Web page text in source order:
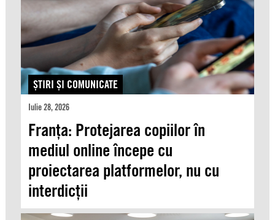
ŞTIRI ŞI COMUNICATE
Iulie 28, 2026
Franța: Protejarea copiilor în
mediul online începe cu
proiectarea platformelor, nu cu
interdicții